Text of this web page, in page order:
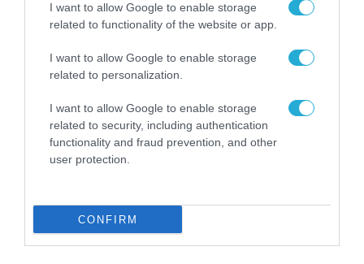
I want to allow Google to enable storage
related to functionality of the website or app.
I want to allow Google to enable storage
related to personalization.
I want to allow Google to enable storage
related to security, including authentication
functionality and fraud prevention, and other
user protection.
CONFIRM
Ο Όμιλος Qualco αποκτά το 60% της Lever
Development Consultants